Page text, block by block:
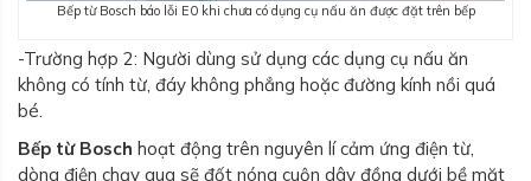
Bếp từ Bosch báo lỗi E0 khi chưa có dụng cụ nấu ăn được đặt trên bếp
-Trường hợp 2: Người dùng sử dụng các dụng cụ nấu ăn
không có tính từ, đáy không phẳng hoặc đường kính nồi quá
bé.
Bếp từ Bosch hoạt động trên nguyên lí cảm ứng điện từ,
dòng điện chạy qua sẽ đốt nóng cuộn dây đồng dưới bề mặt